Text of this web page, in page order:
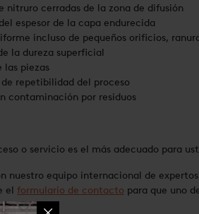
nitruro cerradas de la zona de difusión
espesor de la capa endurecida
incluso de pequeños orificios,
la dureza superficial
las piezas
repetibilidad del proceso
contaminación por residuos
o servicio es el más adecuado para
nuestro equipo internacional de
el formulario de contacto para que uno